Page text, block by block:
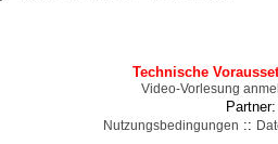
Technische
Video-Vorlesung
Nutzungsbedingungen ::